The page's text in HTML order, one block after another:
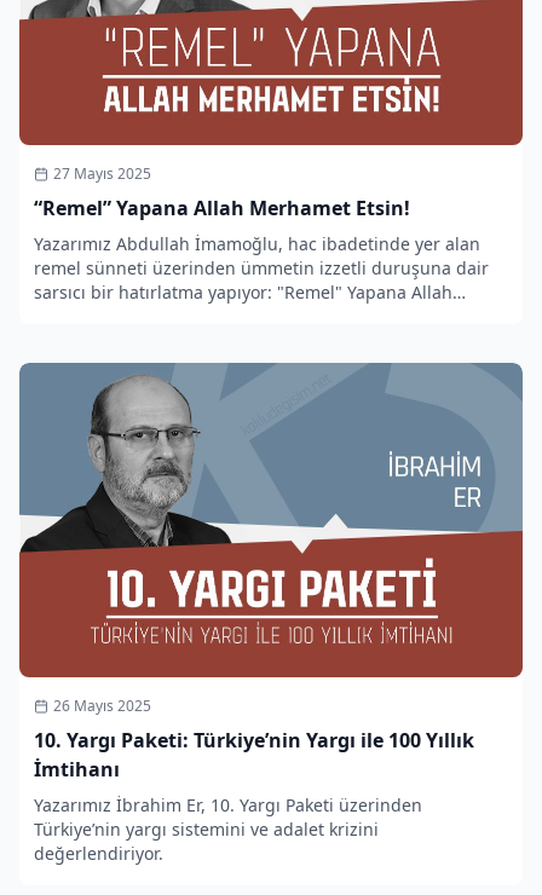
27 Mayıs 2025
“Remel” Yapana Allah Merhamet Etsin!
Yazarımız Abdullah İmamoğlu, hac ibadetinde yer alan
remel sünneti üzerinden ümmetin izzetli duruşuna dair
sarsıcı bir hatırlatma yapıyor: "Remel" Yapana Allah
26 Mayıs 2025
10. Yargı Paketi: Türkiye’nin Yargı ile 100 Yıllık
İmtihanı
Yazarımız İbrahim Er, 10. Yargı Paketi üzerinden
Türkiye’nin yargı sistemini ve adalet krizini
değerlendiriyor.